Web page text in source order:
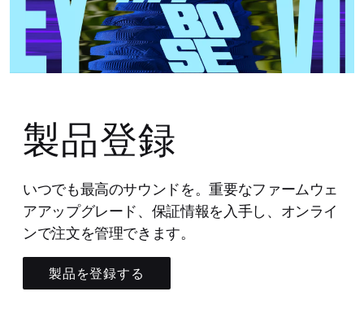
製品登録
いつでも最高のサウンドを。重要なファームウェ
アアップグレード、保証情報を入手し、オンライ
ンで注文を管理できます。
製品を登録する